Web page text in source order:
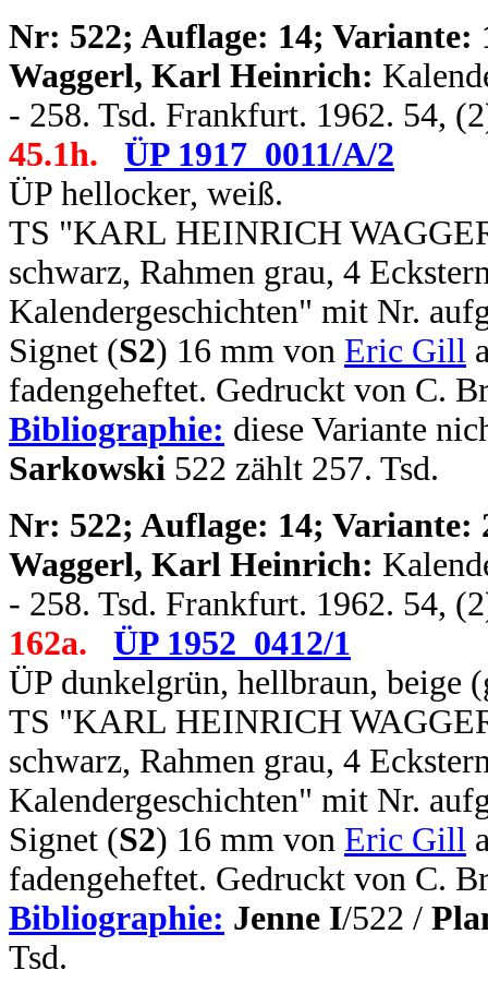
Nr: 522; Auflage: 14; Variante:
Waggerl, Karl Heinrich:
- 258. Tsd. Frankfurt. 1962. 54,
45.1h.
ÜP 1917_0011/A/2
ÜP hellocker, weiß.
TS "KARL HEINRICH
schwarz, Rahmen grau, 4
Kalendergeschichten" mit Nr.
Signet (S2) 16 mm von Eric Gill
fadengeheftet. Gedruckt von C.
Bibliographie: diese Variante
Sarkowski 522 zählt 257. Tsd.
Nr: 522; Auflage: 14; Variante:
Waggerl, Karl Heinrich:
- 258. Tsd. Frankfurt. 1962. 54,
162a.
ÜP 1952_0412/1
ÜP dunkelgrün, hellbraun, beige
TS "KARL HEINRICH
schwarz, Rahmen grau, 4
Kalendergeschichten" mit Nr.
Signet (S2) 16 mm von Eric Gill
fadengeheftet. Gedruckt von C.
Bibliographie: Jenne I/522 /
Tsd.